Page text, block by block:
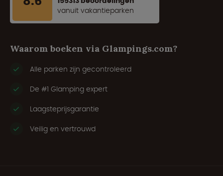
vanuit vakantieparken
Waarom boeken via Glampings.com?
Alle parken zijn gecontroleerd
De #1 Glamping expert
Laagsteprijsgarantie
Veilig en vertrouwd